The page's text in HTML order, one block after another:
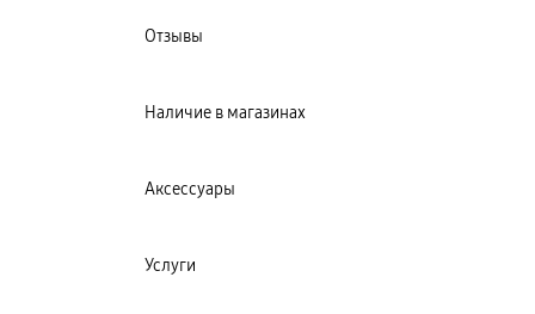
Отзывы
Наличие в магазинах
Аксессуары
Услуги